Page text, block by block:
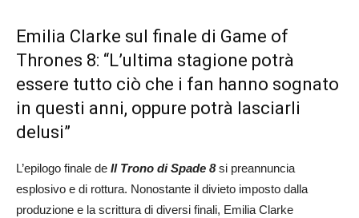
Emilia Clarke sul finale di Game of
Thrones 8: “L’ultima stagione potrà
essere tutto ciò che i fan hanno sognato
in questi anni, oppure potrà lasciarli
delusi”
L’epilogo finale de Il Trono di Spade 8si preannuncia
esplosivo e di rottura. Nonostante il divieto imposto dalla
produzione e la scrittura di diversi finali, Emilia Clarke